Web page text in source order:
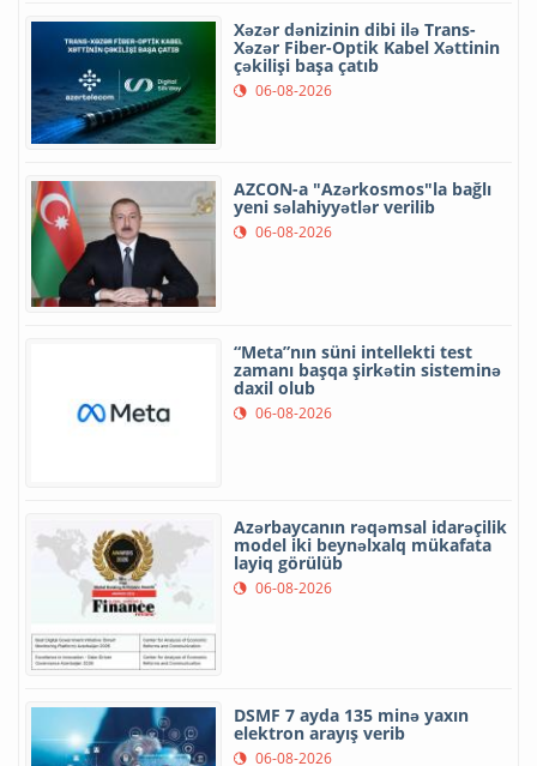
Xəzər dənizinin dibi ilə Trans-
Xəzər Fiber-Optik Kabel Xəttinin
çəkilişi başa çatıb
06-08-2026
AZCON-a "Azərkosmos"la bağlı
yeni səlahiyyətlər verilib
06-08-2026
“Meta”nın süni intellekti test
zamanı başqa şirkətin sisteminə
daxil olub
06-08-2026
Azərbaycanın rəqəmsal idarəçilik
model iki beynəlxalq mükafata
layiq görülüb
06-08-2026
DSMF 7 ayda 135 minə yaxın
elektron arayış verib
06-08-2026